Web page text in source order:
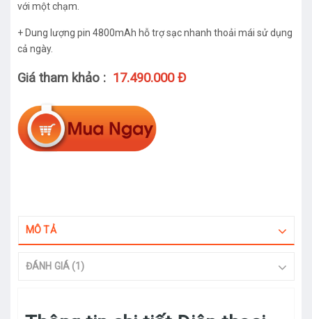
với một chạm.
+ Dung lượng pin 4800mAh hỗ trợ sạc nhanh thoải mái sử dụng
cả ngày.
Giá tham khảo : 17.490.000 Đ
MÔ TẢ
ĐÁNH GIÁ (1)